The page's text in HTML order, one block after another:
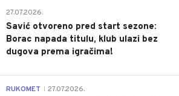
27.07.2026.
Savić otvoreno pred start sezone:
Borac napada titulu, klub ulazi bez
dugova prema igračima!
RUKOMET 27.07.2026.